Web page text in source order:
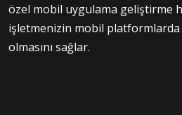
özel mobil uygulama geliştirme
işletmenizin mobil platformlarda
olmasını sağlar.